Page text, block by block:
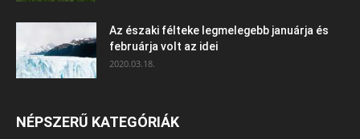
Az északi félteke legmelegebb januárja és
februárja volt az idei
2020.03.18.
NÉPSZERŰ KATEGÓRIÁK